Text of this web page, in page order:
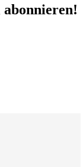
abonnieren!